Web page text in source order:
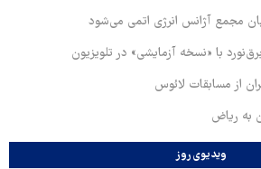
مجمع آژانس انرژی اتمی می‌شود
با «نسخه آزمایشی» در تلویزیون
از مسابقات لائوس
به ریاض
ویدیوی روز